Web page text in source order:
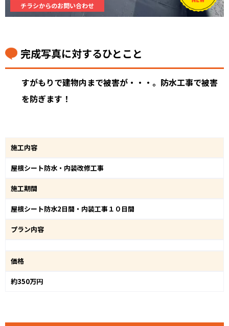
チラシからのお問い合わせ
完成写真に対するひとこと
すがもりで建物内まで被害が・・・。防水工事で被害
を防ぎます！
施工内容
屋根シート防水・内装改修工事
施工期間
屋根シート防水2日間・内装工事１０日間
プラン内容
価格
約350万円